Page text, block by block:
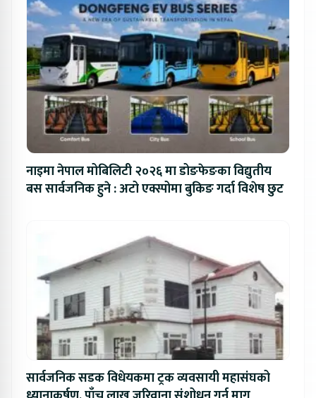
नाइमा नेपाल मोबिलिटी २०२६ मा डोङफेङका विद्युतीय
बस सार्वजनिक हुने : अटो एक्स्पोमा बुकिङ गर्दा विशेष छुट
सार्वजनिक सडक विधेयकमा ट्रक व्यवसायी महासंघको